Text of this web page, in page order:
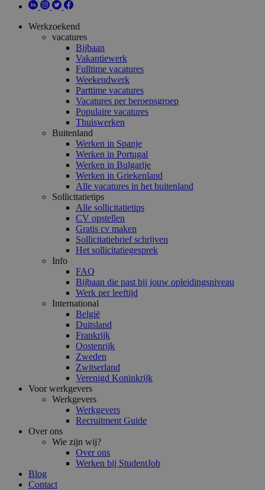
Werkzoekend
vacatures
Bijbaan
Vakantiewerk
Fulltime vacatures
Weekendwerk
Parttime vacatures
Vacatures per beroepsgroep
Populaire vacatures
Thuiswerken
Buitenland
Werken in Spanje
Werken in Portugal
Werken in Bulgarije
Werken in Griekenland
Alle vacatures in het buitenland
Sollicitatietips
Alle sollicitatietips
CV opstellen
Gratis cv maken
Sollicitatiebrief schrijven
Het sollicitatiegesprek
Info
FAQ
Bijbaan die past bij jouw opleidingsniveau
Werk per leeftijd
International
België
Duitsland
Frankrijk
Oostenrijk
Zweden
Zwitserland
Verenigd Koninkrijk
Voor werkgevers
Werkgevers
Werkgevers
Recruitment Guide
Over ons
Wie zijn wij?
Over ons
Werken bij StudentJob
Blog
Contact